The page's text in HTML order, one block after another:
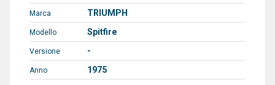
Marca TRIUMPH
Modello Spitfire
Versione -
Anno 1975